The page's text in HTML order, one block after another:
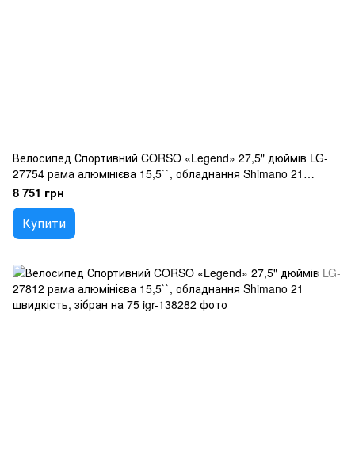
Велосипед Спортивний CORSO «Legend» 27,5" дюймів LG-
27754 рама алюмінієва 15,5``, обладнання Shimano 21
швидкість, зібран на 75
8 751 грн
Купити